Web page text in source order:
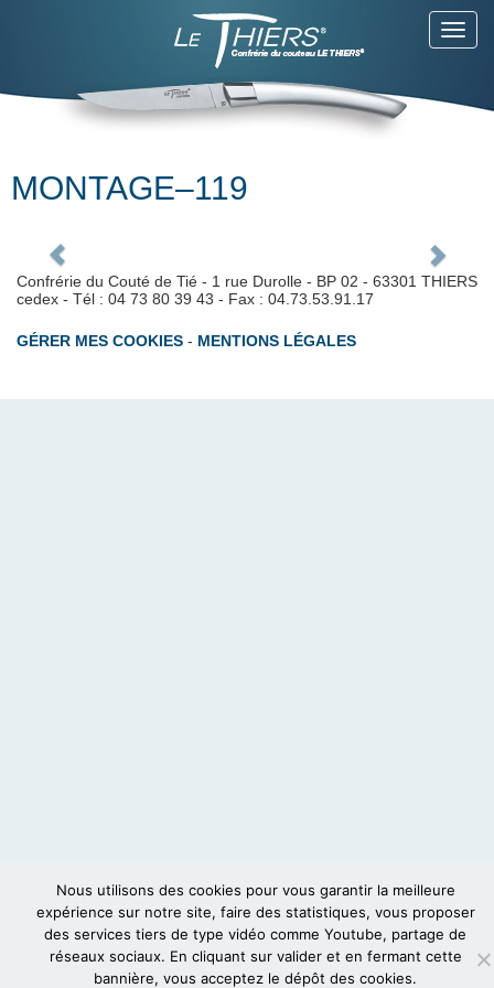
MONTAGE–119
: Attempt to read property "post_title"
on null in/home/lethiers/www/wp-
content/themes/scopikatz/shortcodes/
on line51
Warning: Attempt to read property
content/themes/scopikatz/shortcodes/
on line
Confrérie du Couté de Tié - 1 rue Durolle - BP 02 - 63301 THIERS
cedex - Tél : 04 73 80 39 43 - Fax : 04.73.53.91.17
GÉRER MES COOKIES - MENTIONS LÉGALES
Nous utilisons des cookies pour vous garantir la meilleure
expérience sur notre site, faire des statistiques, vous proposer
des services tiers de type vidéo comme Youtube, partage de
réseaux sociaux. En cliquant sur valider et en fermant cette
bannière, vous acceptez le dépôt des cookies.